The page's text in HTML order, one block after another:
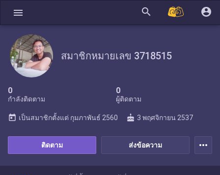
menu search account_circle
สมาชิกหมายเลข 3718515
0
กำลังติดตาม
0
ผู้ติดตาม
ส่งข้อความ
ติดตาม
today เป็นสมาชิกตั้งแต่ กุมภาพันธ์ 2560 cake 3 พฤศจิกายน 2537
more_horiz